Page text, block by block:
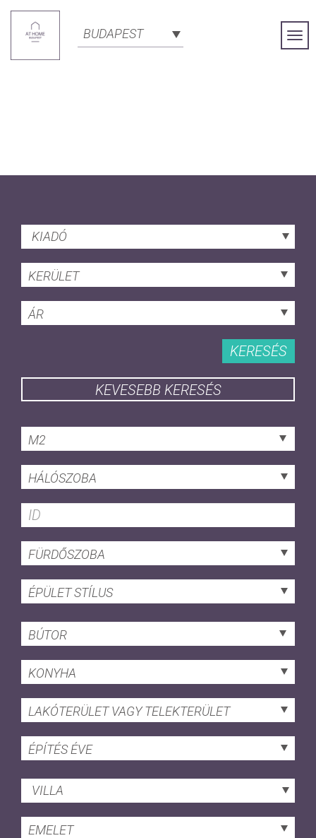
BUDAPEST
KIADÓ
KERÜLET
ÁR
KERESÉS
KEVESEBB KERESÉS
M2
HÁLÓSZOBA
FÜRDŐSZOBA
ÉPÜLET STÍLUS
BÚTOR
KONYHA
LAKÓTERÜLET VAGY TELEKTERÜLET
ÉPÍTÉS ÉVE
VILLA
EMELET